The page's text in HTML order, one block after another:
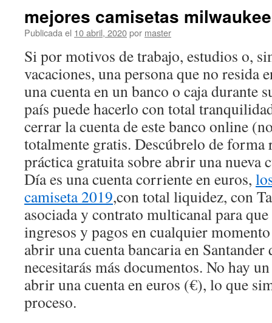
mejores camisetas
Publicada el 10 abril, 2020por master
Si por motivos de trabajo, estudios o,
vacaciones, una persona que no resida
una cuenta en un banco o caja durante
país puede hacerlo con total
cerrar la cuenta de este banco online
totalmente gratis. Descúbrelo de forma
práctica gratuita sobre abrir una nueva
Día es una cuenta corriente en euros,
camiseta 2019,con total liquidez, con
asociada y contrato multicanal para
ingresos y pagos en cualquier
abrir una cuenta bancaria en Santander
necesitarás más documentos. No hay
abrir una cuenta en euros (€), lo que
proceso.